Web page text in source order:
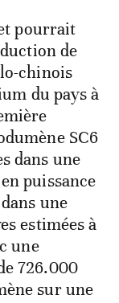
pourrait
de
chinois
du pays à
SC6
dans une
puissance
une
estimées à
une
726.000
sur une